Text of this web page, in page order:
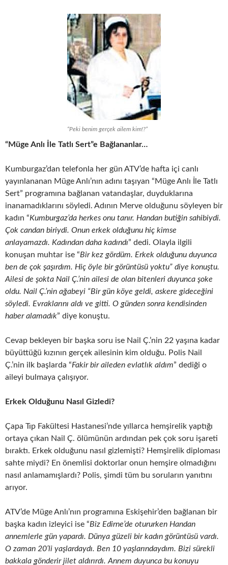
“Peki benim gerçek ailem kim!?”
“Müge Anlı İle Tatlı Sert”e Bağlananlar…
Kumburgaz’dan telefonla her gün ATV’de hafta içi canlı
yayınlananan Müge Anlı’nın adını taşıyan “Müge Anlı İle Tatlı
Sert” programına bağlanan vatandaşlar, duyduklarına
inanamadıklarını söyledi. Adının Merve olduğunu söyleyen bir
kadın “Kumburgaz’da herkes onu tanır. Handan butiğin sahibiydi.
Çok candan biriydi. Onun erkek olduğunu hiç kimse
anlayamazdı. Kadından daha kadındı” dedi. Olayla ilgili
konuşan muhtar ise “Bir kez gördüm. Erkek olduğunu duyunca
ben de çok şaşırdım. Hiç öyle bir görüntüsü yoktu” diye konuştu.
Ailesi de şokta Nail Ç.’nin ailesi de olan bitenleri duyunca şoke
oldu. Nail Ç.’nin ağabeyi “Bir gün köye geldi, askere gideceğini
söyledi. Evraklarını aldı ve gitti. O günden sonra kendisinden
haber alamadık” diye konuştu.
Cevap bekleyen bir başka soru ise Nail Ç.’nin 22 yaşına kadar
büyüttüğü kızının gerçek ailesinin kim olduğu. Polis Nail
Ç.’nin ilk başlarda “Fakir bir aileden evlatlık aldım” dediği o
aileyi bulmaya çalışıyor.
Erkek Olduğunu Nasıl Gizledi?
Çapa Tıp Fakültesi Hastanesi’nde yıllarca hemşirelik yaptığı
ortaya çıkan Nail Ç. ölümünün ardından pek çok soru işareti
bıraktı. Erkek olduğunu nasıl gizlemişti? Hemşirelik diploması
sahte miydi? En önemlisi doktorlar onun hemşire olmadığını
nasıl anlamamışlardı? Polis, şimdi tüm bu soruların yanıtını
arıyor.
ATV’de Müge Anlı’nın programına Eskişehir’den bağlanan bir
başka kadın izleyici ise “Biz Edirne’de otururken Handan
annemlerle gün yapardı. Dünya güzeli bir kadın görüntüsü vardı.
O zaman 20’li yaşlardaydı. Ben 10 yaşlarındaydım. Bizi sürekli
bakkala gönderir jilet aldırırdı. Annem duyunca bu konuyu